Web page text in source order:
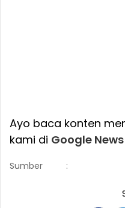
Ayo baca konten
kami di Google News
Sumber :